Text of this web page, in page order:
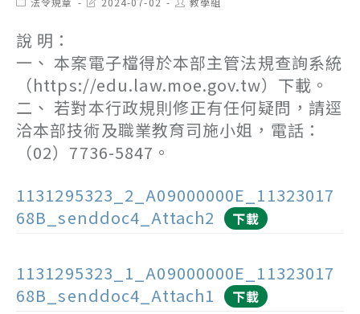
說 明：
一、 本案電子檔得於本部主管法規查詢系統
（https://edu.law.moe.gov.tw）下載。
二、 若對本行政規則修正有任何疑問，請逕
洽本部技術及職業教育司施小姐，電話：
（02）7736-5847。
1131295323_2_A09000000E_11323017
68B_senddoc4_Attach2
下載
1131295323_1_A09000000E_11323017
68B_senddoc4_Attach1
下載